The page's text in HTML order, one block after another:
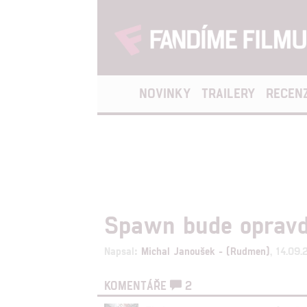
NOVINKY TRAILERY
Spawn bude
Napsal: Michal Janoušek - (Rudmen) ,
KOMENTÁŘE
2